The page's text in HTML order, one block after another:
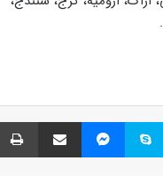
اسکایپ مسنجر اشتراک گذاری با ایمیل